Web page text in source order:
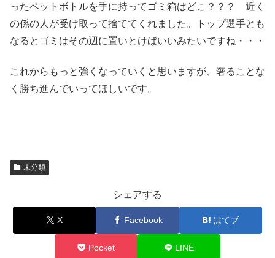
ったペットボトルを手に持ってゴミ箱はどこ？？？ 近く
の係の人が受け取って捨ててくれました。トップ選手とも
なるとゴミはその辺に置いとけばいいみたいですね・・・
これからもっと強くなっていくと思いますが、奢ることな
く勝ち進んでいってほしいです。
未分類
シェアする
X Facebook はてブ
Pocket LINE